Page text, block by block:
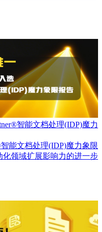
智能文档处理(IDP)魔力
能文档处理(IDP)魔力象限
领域扩展影响力的进一步